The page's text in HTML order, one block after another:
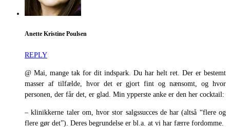
Anette Kristine Poulsen
REPLY
@ Mai, mange tak for dit indspark. Du har helt ret. Der er bestemt
masser af tilfælde, hvor det er gjort fint og nænsomt, og hvor
personen, der får det, er glad. Min ypperste anke er den her cocktail:
– klinikkerne taler om, hvor stor salgssucces de har (altså “flere og
flere gør det”). Deres begrundelse er bl.a. at vi har færre fordomme.